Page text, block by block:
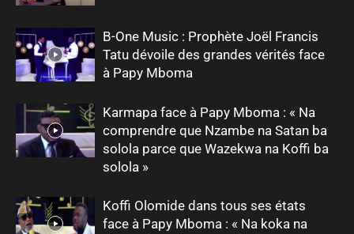
B-One Music : Prophète Joël Francis
Tatu dévoile des grandes vérités face
à Papy Mboma
Karmapa face à Papy Mboma : « Na
comprendre que Nzambe na Satan ba
solola parce que Wazekwa na Koffi ba
solola »
Koffi Olomide dans tous ses états
face à Papy Mboma : « Na koka na